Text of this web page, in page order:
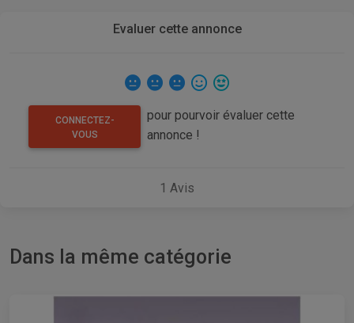
Evaluer cette annonce
CONNECTEZ-
VOUS
pour pourvoir évaluer cette
annonce !
1 Avis
Dans la même catégorie